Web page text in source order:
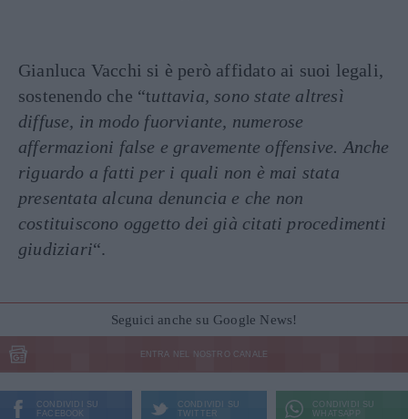
Gianluca Vacchi si è però affidato ai suoi legali,
sostenendo che “tuttavia, sono state altresì
diffuse, in modo fuorviante, numerose
affermazioni false e gravemente offensive. Anche
riguardo a fatti per i quali non è mai stata
presentata alcuna denuncia e che non
costituiscono oggetto dei già citati procedimenti
giudiziari“.
Seguici anche su Google News!
ENTRA NEL NOSTRO CANALE
CONDIVIDI SU
FACEBOOK
CONDIVIDI SU
TWITTER
CONDIVIDI SU
WHATSAPP